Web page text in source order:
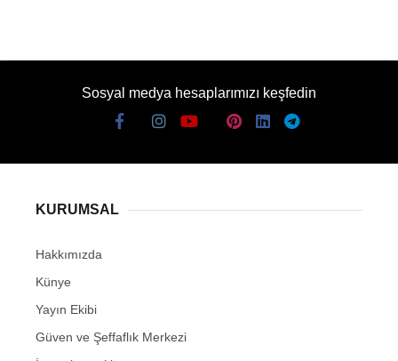
Sosyal medya hesaplarımızı keşfedin
KURUMSAL
Hakkımızda
Künye
Yayın Ekibi
Güven ve Şeffaflık Merkezi